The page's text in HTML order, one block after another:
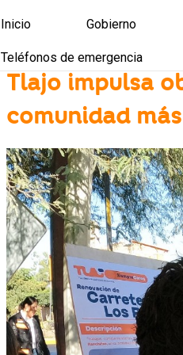
Inicio
Gobierno
Presidencia
Directorio
Licitaciones y
Licitaciones de
Presupuesto
Tlajomulco es
Política de
Mejora Regulatoria
Teléfonos de emergencia
Tlajo impulsa
comunidad